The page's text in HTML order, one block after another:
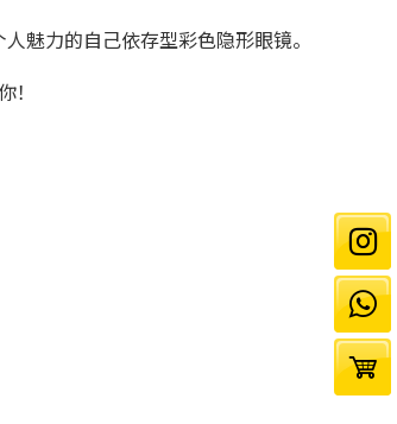
魅力的自己依存型彩色隐形眼镜。